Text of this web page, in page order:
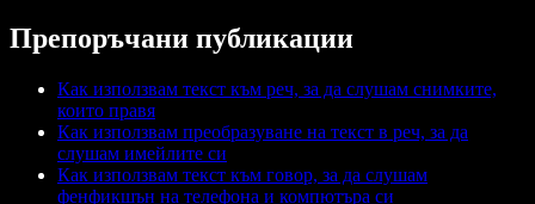
Препоръчани публикации
Как използвам текст към реч, за да слушам снимките,
които правя
Как използвам преобразуване на текст в реч, за да
слушам имейлите си
Как използвам текст към говор, за да слушам
фенфикшън на телефона и компютъра си